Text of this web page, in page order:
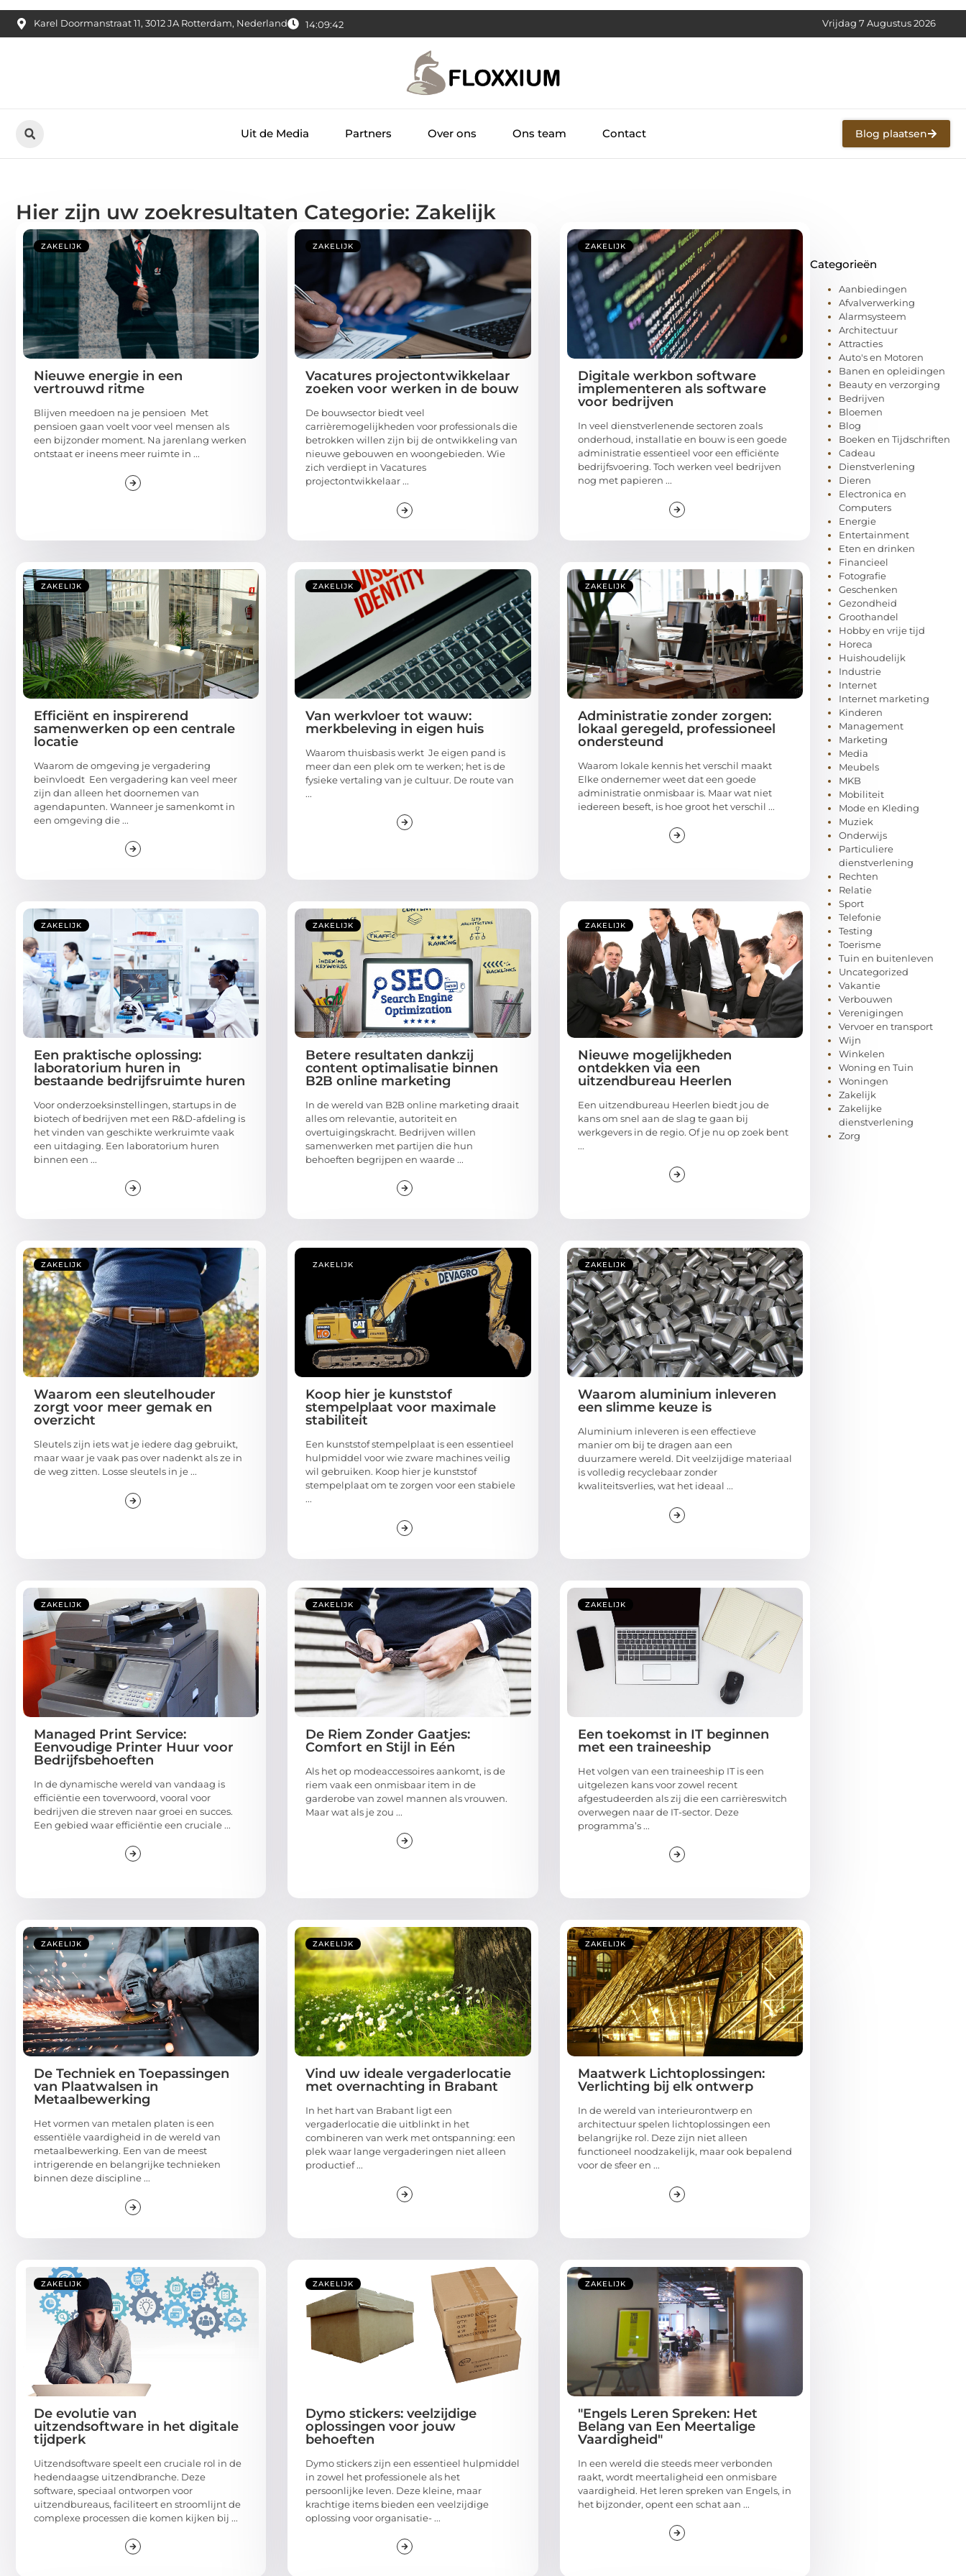
Karel Doormanstraat 11, 3012 JA Rotterdam, Nederland Vrijdag 7 Augustus 2026
Blog plaatsen
Hier zijn uw zoekresultaten Categorie: Zakelijk
ZAKELIJK
Nieuwe energie in een
vertrouwd ritme
Blijven meedoen na je pensioen Met
pensioen gaan voelt voor veel mensen als
een bijzonder moment. Na jarenlang werken
ontstaat er ineens meer ruimte in ...
ZAKELIJK
Vacatures projectontwikkelaar
zoeken voor werken in de bouw
De bouwsector biedt veel
carrièremogelijkheden voor professionals die
betrokken willen zijn bij de ontwikkeling van
nieuwe gebouwen en woongebieden. Wie
zich verdiept in Vacatures
projectontwikkelaar ...
ZAKELIJK
Digitale werkbon software
implementeren als software
voor bedrijven
In veel dienstverlenende sectoren zoals
onderhoud, installatie en bouw is een goede
administratie essentieel voor een efficiënte
bedrijfsvoering. Toch werken veel bedrijven
nog met papieren ...
ZAKELIJK
Efficiënt en inspirerend
samenwerken op een centrale
locatie
Waarom de omgeving je vergadering
beïnvloedt Een vergadering kan veel meer
zijn dan alleen het doornemen van
agendapunten. Wanneer je samenkomt in
een omgeving die ...
ZAKELIJK
Van werkvloer tot wauw:
merkbeleving in eigen huis
Waarom thuisbasis werkt Je eigen pand is
meer dan een plek om te werken; het is de
fysieke vertaling van je cultuur. De route van
...
ZAKELIJK
Administratie zonder zorgen:
lokaal geregeld, professioneel
ondersteund
Waarom lokale kennis het verschil maakt
Elke ondernemer weet dat een goede
administratie onmisbaar is. Maar wat niet
iedereen beseft, is hoe groot het verschil ...
ZAKELIJK
Een praktische oplossing:
laboratorium huren in
bestaande bedrijfsruimte huren
Voor onderzoeksinstellingen, startups in de
biotech of bedrijven met een R&D-afdeling is
het vinden van geschikte werkruimte vaak
een uitdaging. Een laboratorium huren
binnen een ...
ZAKELIJK
Betere resultaten dankzij
content optimalisatie binnen
B2B online marketing
In de wereld van B2B online marketing draait
alles om relevantie, autoriteit en
overtuigingskracht. Bedrijven willen
samenwerken met partijen die hun
behoeften begrijpen en waarde ...
ZAKELIJK
Nieuwe mogelijkheden
ontdekken via een
uitzendbureau Heerlen
Een uitzendbureau Heerlen biedt jou de
kans om snel aan de slag te gaan bij
werkgevers in de regio. Of je nu op zoek bent
ZAKELIJK
Waarom een sleutelhouder
zorgt voor meer gemak en
overzicht
Sleutels zijn iets wat je iedere dag gebruikt,
maar waar je vaak pas over nadenkt als ze in
de weg zitten. Losse sleutels in je ...
Koop hier je kunststof
stempelplaat voor maximale
stabiliteit
Een kunststof stempelplaat is een essentieel
hulpmiddel voor wie zware machines veilig
wil gebruiken. Koop hier je kunststof
stempelplaat om te zorgen voor een stabiele
ZAKELIJK
Waarom aluminium inleveren
een slimme keuze is
Aluminium inleveren is een effectieve
manier om bij te dragen aan een
duurzamere wereld. Dit veelzijdige materiaal
is volledig recyclebaar zonder
kwaliteitsverlies, wat het ideaal ...
ZAKELIJK
Managed Print Service:
Eenvoudige Printer Huur voor
Bedrijfsbehoeften
In de dynamische wereld van vandaag is
efficiëntie een toverwoord, vooral voor
bedrijven die streven naar groei en succes.
Een gebied waar efficiëntie een cruciale ...
ZAKELIJK
De Riem Zonder Gaatjes:
Comfort en Stijl in Eén
Als het op modeaccessoires aankomt, is de
riem vaak een onmisbaar item in de
garderobe van zowel mannen als vrouwen.
Maar wat als je zou ...
ZAKELIJK
Een toekomst in IT beginnen
met een traineeship
Het volgen van een traineeship IT is een
uitgelezen kans voor zowel recent
afgestudeerden als zij die een carrièreswitch
overwegen naar de IT-sector. Deze
programma’s ...
ZAKELIJK
De Techniek en Toepassingen
van Plaatwalsen in
Metaalbewerking
Het vormen van metalen platen is een
essentiële vaardigheid in de wereld van
metaalbewerking. Een van de meest
intrigerende en belangrijke technieken
binnen deze discipline ...
ZAKELIJK
Vind uw ideale vergaderlocatie
met overnachting in Brabant
In het hart van Brabant ligt een
vergaderlocatie die uitblinkt in het
combineren van werk met ontspanning: een
plek waar lange vergaderingen niet alleen
productief ...
ZAKELIJK
Maatwerk Lichtoplossingen:
Verlichting bij elk ontwerp
In de wereld van interieurontwerp en
architectuur spelen lichtoplossingen een
belangrijke rol. Deze zijn niet alleen
functioneel noodzakelijk, maar ook bepalend
voor de sfeer en ...
ZAKELIJK
De evolutie van
uitzendsoftware in het digitale
tijdperk
Uitzendsoftware speelt een cruciale rol in de
hedendaagse uitzendbranche. Deze
software, speciaal ontworpen voor
uitzendbureaus, faciliteert en stroomlijnt de
complexe processen die komen kijken bij ...
ZAKELIJK
Dymo stickers: veelzijdige
oplossingen voor jouw
behoeften
Dymo stickers zijn een essentieel hulpmiddel
in zowel het professionele als het
persoonlijke leven. Deze kleine, maar
krachtige items bieden een veelzijdige
oplossing voor organisatie- ...
ZAKELIJK
"Engels Leren Spreken: Het
Belang van Een Meertalige
Vaardigheid"
In een wereld die steeds meer verbonden
raakt, wordt meertaligheid een onmisbare
vaardigheid. Het leren spreken van Engels, in
het bijzonder, opent een schat aan ...
Categorieën
Aanbiedingen
Afvalverwerking
Alarmsysteem
Architectuur
Attracties
Banen en opleidingen
Beauty en verzorging
Bedrijven
Bloemen
Blog
Boeken en Tijdschriften
Cadeau
Dienstverlening
Dieren
Electronica en
Computers
Energie
Entertainment
Eten en drinken
Financieel
Fotografie
Geschenken
Gezondheid
Groothandel
Hobby en vrije tijd
Horeca
Huishoudelijk
Industrie
Internet marketing
Kinderen
Marketing
Media
Meubels
Mobiliteit
Mode en Kleding
Muziek
Onderwijs
Particuliere
dienstverlening
Rechten
Relatie
Sport
Telefonie
Testing
Toerisme
Tuin en buitenleven
Uncategorized
Vakantie
Verbouwen
Verenigingen
Vervoer en transport
Wijn
Winkelen
Woning en Tuin
Woningen
Zakelijk
Zakelijke
dienstverlening